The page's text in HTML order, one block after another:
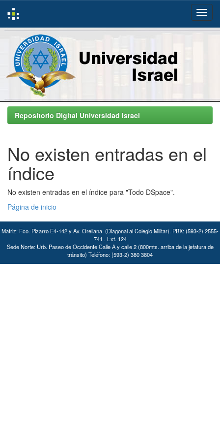
Skip
navigationRepositorio Digital Universidad Israel
No existen entradas en el
índice
No existen entradas en el índice para "Todo DSpace".
Página de inicio
Matriz: Fco. Pizarro E4-142 y Av. Orellana. (Diagonal al Colegio Militar). PBX: (593-2) 2555-
741 . Ext. 124
Sede Norte: Urb. Paseo de Occidente Calle A y calle 2 (800mts. arriba de la jefatura de
tránsito) Teléfono: (593-2) 380 3804